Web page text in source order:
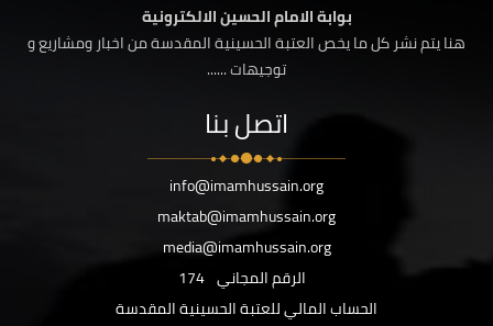
بوابة الامام الحسين الالكترونية
هنا يتم نشر كل ما يخص العتبة الحسينية المقدسة من اخبار ومشاريع و
توجيهات ......
اتصل بنا
info@imamhussain.org
maktab@imamhussain.org
media@imamhussain.org
الرقم المجاني 174
الحساب المالي للعتبة الحسينية المقدسة